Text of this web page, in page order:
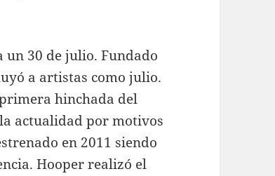
un 30 de julio. Fundado
a artistas como julio.
hinchada del
actualidad por motivos
en 2011 siendo
Hooper realizó el